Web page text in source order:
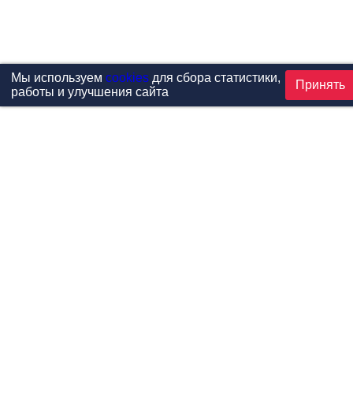
Мы используем cookiesдля сбора статистики,
работы и улучшения сайта
Принять